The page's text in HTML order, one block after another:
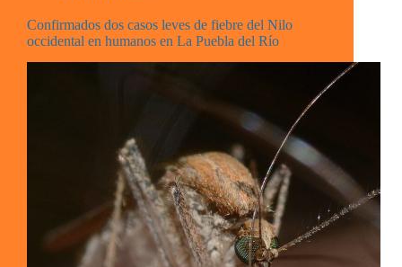
Confirmados dos casos leves de fiebre del Nilo
occidental en humanos en La Puebla del Río